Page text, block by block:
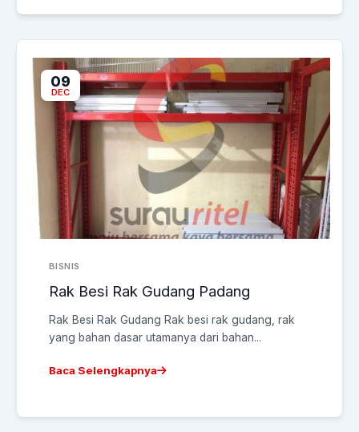
09
DEC
BISNIS
Rak Besi Rak Gudang Padang
Rak Besi Rak Gudang Rak besi rak gudang, rak
yang bahan dasar utamanya dari bahan...
Baca Selengkapnya